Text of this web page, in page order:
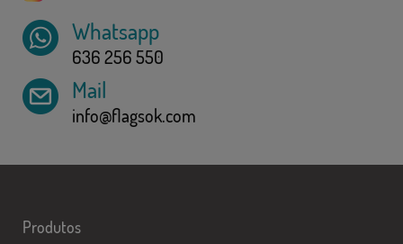
Whatsapp
636 256 550
Mail
info@flagsok.com
Produtos